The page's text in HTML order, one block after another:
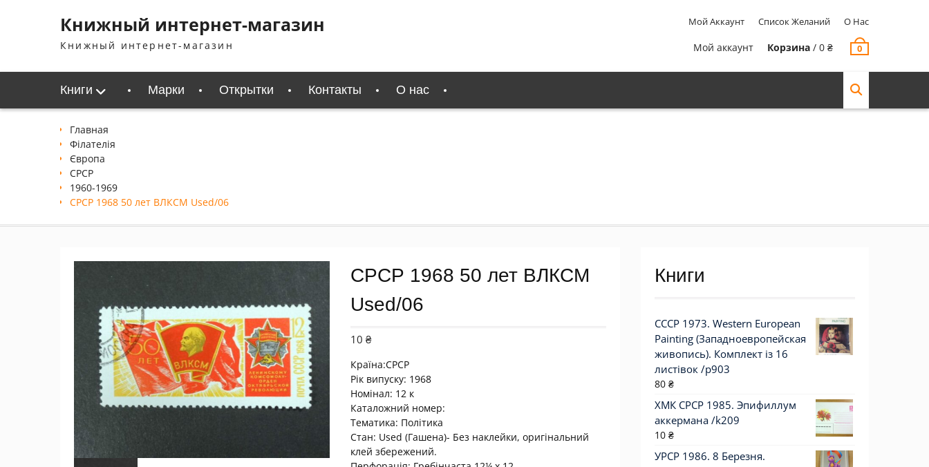
содержимомуКнижный интернет-магазин
Книжный интернет-магазин
Мой Аккаунт Список Желаний О Нас
Мой аккаунт Корзина / 0 ₴ 0
Книги Марки Открытки Контакты О нас
Главная
Філателія
Європа
СРСР
1960-1969
СРСР 1968 50 лет ВЛКСМ Used/06
СРСР 1968 50 лет ВЛКСМ
Used/06
10₴
Країна:СРСР
Рік випуску: 1968
Номінал: 12 к
Каталожний номер:
Тематика: Політика
Стан: Used (Гашена)- Без наклейки, оригінальний
клей збережений.
Книги
СССР 1973. Western European
Painting (Западноевропейская
живопись). Комплект із 16
листівок /р903
80 ₴
ХМК СРСР 1985. Эпифиллум
аккермана /k209
10 ₴
УРСР 1986. 8 Березня.